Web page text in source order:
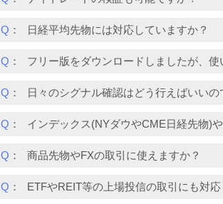
Q ： 日経平均先物には対応していますか？
Q ： フリー版をダウンロードしましたが、使
Q ： 日々のシグナル確認はどう行えばいいの
Q ： インデックス(NYダウやCME日経先物)
Q ： 商品先物やFXの取引に使えますか？
Q ： ETFやREIT等の上場投信の取引にも対応